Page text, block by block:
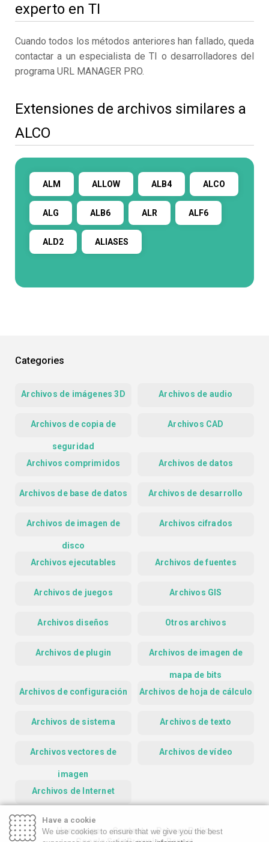
experto en TI
Cuando todos los métodos anteriores han fallado, queda
contactar a un especialista de TI o desarrolladores del
programa URL MANAGER PRO.
Extensiones de archivos similares a
ALCO
ALM ALLOW ALB4 ALCO
ALG ALB6 ALR ALF6
ALD2 ALIASES
Categories
Archivos de imágenes 3D Archivos de audio
Archivos de copia de
seguridad
Archivos CAD
Archivos comprimidos Archivos de datos
Archivos de base de datos Archivos de desarrollo
Archivos de imagen de
disco
Archivos cifrados
Archivos ejecutables Archivos de fuentes
Archivos de juegos Archivos GIS
Archivos diseños Otros archivos
Archivos de plugin Archivos de imagen de
mapa de bits
Archivos de configuración
Archivos de hoja de cálculo
Archivos de sistema Archivos de texto
Archivos vectores de
imagen
Archivos de vídeo
Archivos de Internet
Homepage Contact
Privacy Policy
Have a cookie
We use cookies to ensure that we give you the best